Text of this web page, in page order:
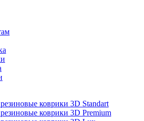
коврики 3D Standart
коврики 3D Premium